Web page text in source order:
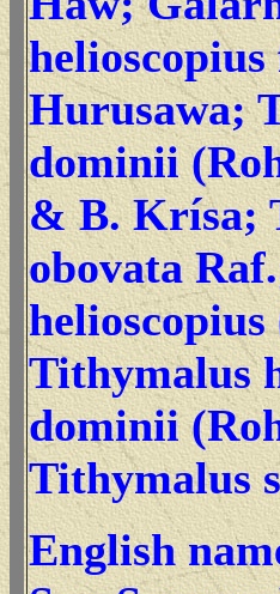
Hurusawa;
dominii
& B. Krísa;
obovata
Tithymalus
dominii
Tithymalus
English